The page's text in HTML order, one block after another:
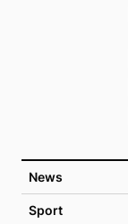
News
Sport